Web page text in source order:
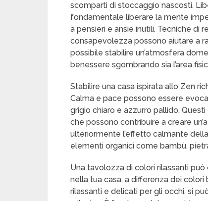
scomparti di stoccaggio nascosti.
fondamentale liberare la mente
a pensieri e ansie inutili. Tecniche di
consapevolezza possono aiutare a
possibile stabilire un’atmosfera
benessere sgombrando sia l’area
Stabilire una casa ispirata allo Zen
Calma e pace possono essere
grigio chiaro e azzurro pallido.
che possono contribuire a creare
ulteriormente l’effetto calmante
elementi organici come bambù,
Una tavolozza di colori rilassanti
nella tua casa, a differenza dei
rilassanti e delicati per gli occhi, si